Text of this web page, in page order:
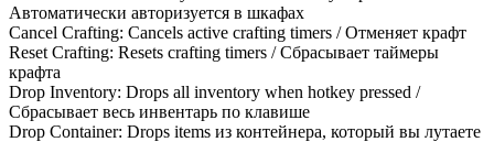
Автоматически авторизуется в шкафах
Cancel Crafting: Cancels active crafting timers / Отменяет крафт
Reset Crafting: Resets crafting timers / Сбрасывает таймеры
крафта
Drop Inventory: Drops all inventory when hotkey pressed /
Сбрасывает весь инвентарь по клавише
Drop Container: Drops items из контейнера, который вы лутаете